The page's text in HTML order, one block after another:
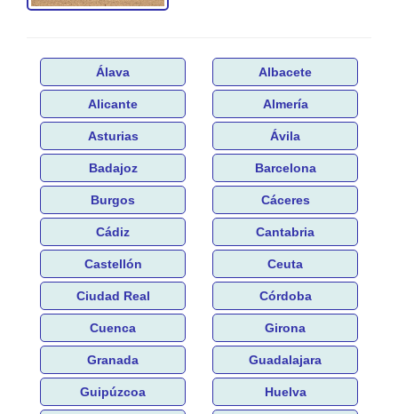
Álava Albacete
Alicante Almería
Asturias Ávila
Badajoz Barcelona
Burgos Cáceres
Cádiz Cantabria
Castellón Ceuta
Ciudad Real Córdoba
Cuenca Girona
Granada Guadalajara
Guipúzcoa Huelva